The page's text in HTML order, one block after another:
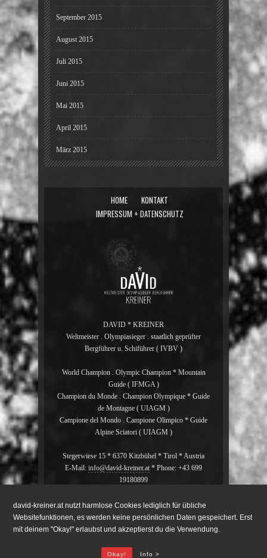
david-kreiner.at nutzt harmlose Cookies lediglich für übliche
Websitefunktionen, es werden keine persönlichen Daten gespeichert. Erst
mit deinem "Okay!" erlaubst und akzeptierst du die Verwendung.
Okay! Info >
September 2015
August 2015
Juli 2015
Juni 2015
Mai 2015
April 2015
März 2015
HOME
KONTAKT
IMPRESSUM + DATENSCHUTZ
DAVID * KREINER
Weltmeister . Olympiasieger . staatlich geprüfter
Bergführer u. Schiführer ( IVBV )
World Champion . Olympic Champion * Mountain
Guide ( IFMGA )
Champion du Monde . Champion Olympique * Guide
de Montagne ( UIAGM )
Campione del Mondo . Campione Olimpico * Guide
Alpine Sciatori ( UIAGM )
Stegerwiese 15 * 6370 Kitzbühel * Tirol * Austria
E-Mail: info@david-kreiner.at * Phone: +43 699
19180899
david_kreiner * official Instagram